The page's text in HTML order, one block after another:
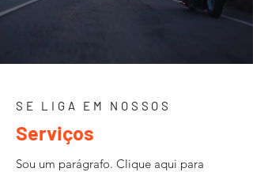
SE LIGA EM NOSSOS
Serviços
Sou um parágrafo. Clique aqui para